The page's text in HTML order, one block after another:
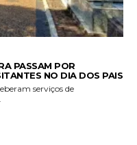
PASSAM POR
NO DIA DOS PAIS
serviços de